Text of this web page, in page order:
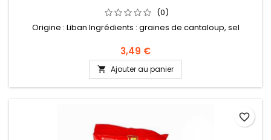
(0)
Origine : Liban Ingrédients : graines de cantaloup, sel
3,49 €
 Ajouter au panier
favorite_border